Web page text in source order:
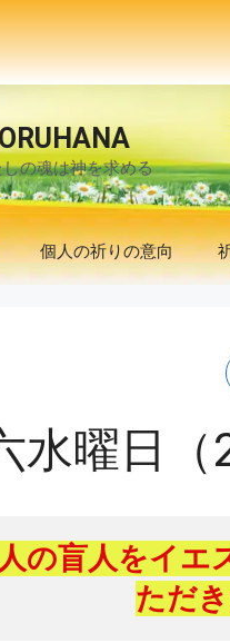
の魂は神を求める
個人の祈りの意向
水曜日（
の盲人をイエ
ただ